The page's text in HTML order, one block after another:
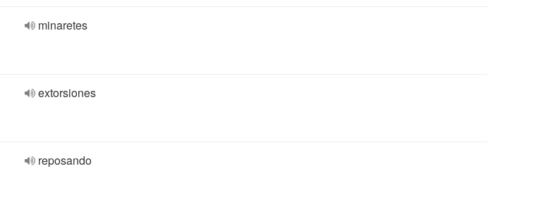
minaretes
extorsiones
reposando